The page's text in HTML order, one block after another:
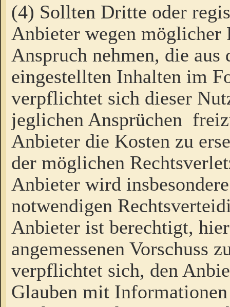
(4) Sollten Dritte oder
Anbieter wegen möglicher
Anspruch nehmen, die
eingestellten Inhalten im
verpflichtet sich dieser
jeglichen Ansprüchen
Anbieter die Kosten zu
der möglichen
Anbieter wird
notwendigen
Anbieter ist berechtigt,
angemessenen Vorschuss
verpflichtet sich, den
Glauben mit